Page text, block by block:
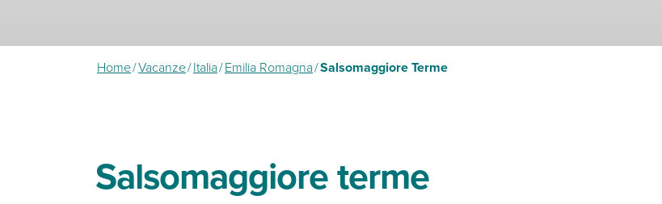
Home/Vacanze/Italia/Emilia Romagna/Salsomaggiore Terme
Salsomaggiore terme